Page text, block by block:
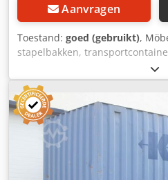
Aanvragen
Toestand: goed (gebruikt),
stapelbakken,
bankrollers, gestoffeerde
bekledingswagens -Breedte:
mm Djdpfx Aned Edfkeueck -
Draagvermogen: ? -
klapsysteem kunnen de wagens
geschoven om snel ruimte te
beschikbaar -Prijs: per stuk -
2060/750/H1160 mm -Eigen